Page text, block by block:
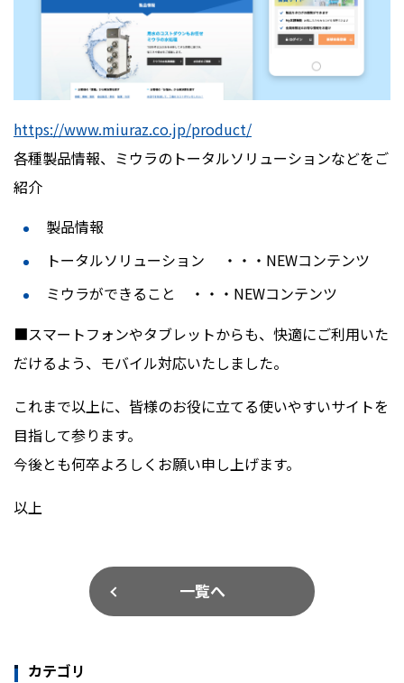
https://www.miuraz.co.jp/product/
各種製品情報、ミウラのトータルソリューションなどをご
紹介
製品情報
トータルソリューション ・・・NEWコンテンツ
ミウラができること ・・・NEWコンテンツ
■スマートフォンやタブレットからも、快適にご利用いた
だけるよう、モバイル対応いたしました。
これまで以上に、皆様のお役に立てる使いやすいサイトを
目指して参ります。
今後とも何卒よろしくお願い申し上げます。
以上
一覧へ
カテゴリ